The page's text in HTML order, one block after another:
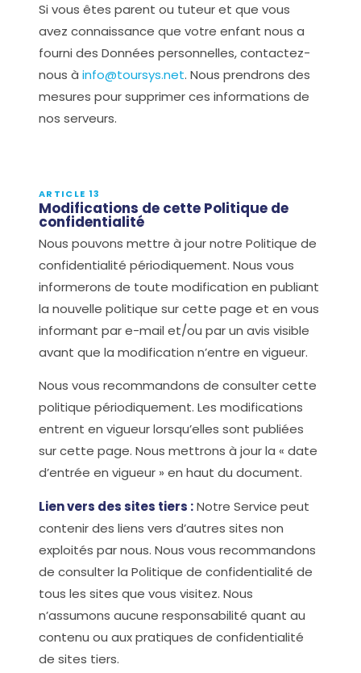
Si vous êtes parent ou tuteur et que vous
avez connaissance que votre enfant nous a
fourni des Données personnelles, contactez-
nous à info@toursys.net. Nous prendrons des
mesures pour supprimer ces informations de
nos serveurs.
ARTICLE 13
Modifications de cette Politique de
confidentialité
Nous pouvons mettre à jour notre Politique de
confidentialité périodiquement. Nous vous
informerons de toute modification en publiant
la nouvelle politique sur cette page et en vous
informant par e-mail et/ou par un avis visible
avant que la modification n’entre en vigueur.
Nous vous recommandons de consulter cette
politique périodiquement. Les modifications
entrent en vigueur lorsqu’elles sont publiées
sur cette page. Nous mettrons à jour la « date
d’entrée en vigueur » en haut du document.
Lien vers des sites tiers :Notre Service peut
contenir des liens vers d’autres sites non
exploités par nous. Nous vous recommandons
de consulter la Politique de confidentialité de
tous les sites que vous visitez. Nous
n’assumons aucune responsabilité quant au
contenu ou aux pratiques de confidentialité
de sites tiers.